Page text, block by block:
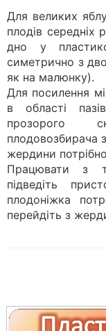
Для великих
плодів середніх
дно у
симетрично з
як на малюнку).
Для посилення
в області
прозорого
плодовозбирача
жердини
Працювати з
підведіть
плодоніжка
перейдіть з